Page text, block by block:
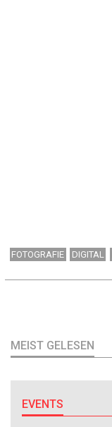
FOTOGRAFIE DIGITAL
MEIST GELESEN
EVENTS